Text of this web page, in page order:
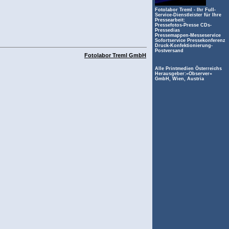
Fotolabor Treml GmbH
Fotolabor Treml - Ihr Full-
Service-Dienstleister für Ihre
Pressearbeit:
Pressefotos-Presse CDs-
Pressedias
Pressemappen-Messeservice
Sofortservice Pressekonferenz
Druck-Konfektionierung-
Postversand
Alle Printmedien Österreichs
Herausgeber:»Observer«
GmbH, Wien, Austria